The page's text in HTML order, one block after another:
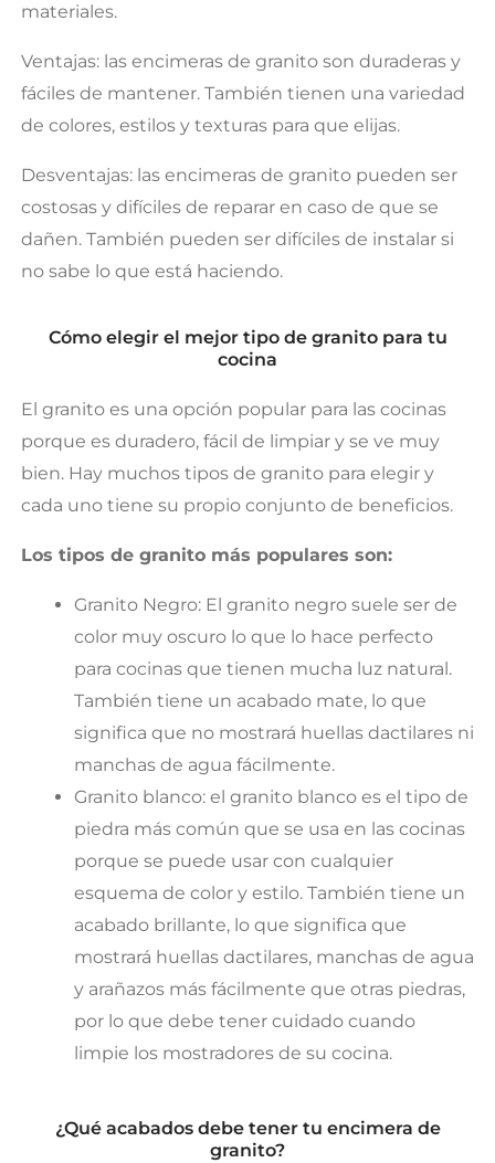
materiales.
Ventajas: las encimeras de granito son duraderas y
fáciles de mantener. También tienen una variedad
de colores, estilos y texturas para que elijas.
Desventajas: las encimeras de granito pueden ser
costosas y difíciles de reparar en caso de que se
dañen. También pueden ser difíciles de instalar si
no sabe lo que está haciendo.
Cómo elegir el mejor tipo de granito para tu
cocina
El granito es una opción popular para las cocinas
porque es duradero, fácil de limpiar y se ve muy
bien. Hay muchos tipos de granito para elegir y
cada uno tiene su propio conjunto de beneficios.
Los tipos de granito más populares son:
Granito Negro: El granito negro suele ser de
color muy oscuro lo que lo hace perfecto
para cocinas que tienen mucha luz natural.
También tiene un acabado mate, lo que
significa que no mostrará huellas dactilares ni
manchas de agua fácilmente.
Granito blanco: el granito blanco es el tipo de
piedra más común que se usa en las cocinas
porque se puede usar con cualquier
esquema de color y estilo. También tiene un
acabado brillante, lo que significa que
mostrará huellas dactilares, manchas de agua
y arañazos más fácilmente que otras piedras,
por lo que debe tener cuidado cuando
limpie los mostradores de su cocina.
¿Qué acabados debe tener tu encimera de
granito?